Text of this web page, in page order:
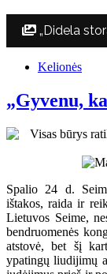
„Didela
Kelionės
„Gyvenu,
Spalio 24 d.
ištakos, raida ir
Lietuvos Seime,
bendruomenės
atstovė, bet šį
ypatingų liudijimų